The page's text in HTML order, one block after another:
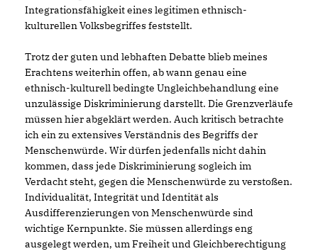
Integrationsfähigkeit eines legitimen ethnisch-
kulturellen Volksbegriffes feststellt.
Trotz der guten und lebhaften Debatte blieb meines
Erachtens weiterhin offen, ab wann genau eine
ethnisch-kulturell bedingte Ungleichbehandlung eine
unzulässige Diskriminierung darstellt. Die Grenzverläufe
müssen hier abgeklärt werden. Auch kritisch betrachte
ich ein zu extensives Verständnis des Begriffs der
Menschenwürde. Wir dürfen jedenfalls nicht dahin
kommen, dass jede Diskriminierung sogleich im
Verdacht steht, gegen die Menschenwürde zu verstoßen.
Individualität, Integrität und Identität als
Ausdifferenzierungen von Menschenwürde sind
wichtige Kernpunkte. Sie müssen allerdings eng
ausgelegt werden, um Freiheit und Gleichberechtigung